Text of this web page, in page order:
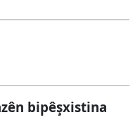
bipêşxistina